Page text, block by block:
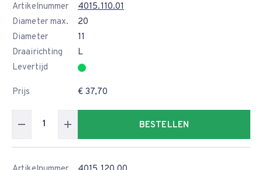
Artikelnummer
4015.110.01
Diameter max.
20
Diameter
11
Draairichting
L
Levertijd
Prijs € 37,70
BESTELLEN